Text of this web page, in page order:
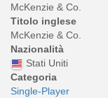
McKenzie & Co.
Titolo inglese
McKenzie & Co.
Nazionalità
Stati Uniti
Categoria
Single-Player